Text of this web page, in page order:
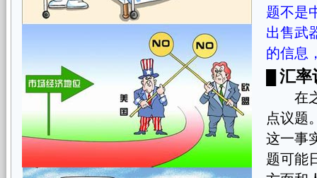
题不是
出售武
的信息
汇率
在之
点议题
这一事
题可能